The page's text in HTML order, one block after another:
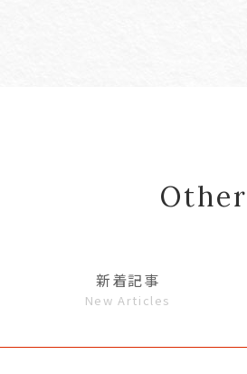
新着記事
New Articles